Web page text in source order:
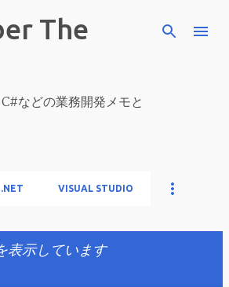
てメイン コンテンツに移動
The
などの業務開発メモと
.NET VISUAL STUDIO
表示しています